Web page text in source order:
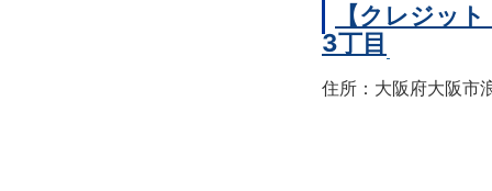
【クレジッ
3丁目
住所：大阪府大阪市